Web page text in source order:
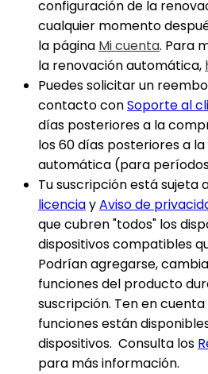
configuración de la
cualquier momento
la página Mi cuenta. Para
la renovación automática,
Puedes solicitar un
contacto conSoporte al
días posteriores a la
los 60 días posteriores a
automática (para
Tu suscripción está sujeta
licenciayAviso de
que cubren "todos" los
dispositivos compatibles
Podrían agregarse,
funciones del producto
suscripción. Ten en
funciones están
dispositivos. Consulta los
para más información.